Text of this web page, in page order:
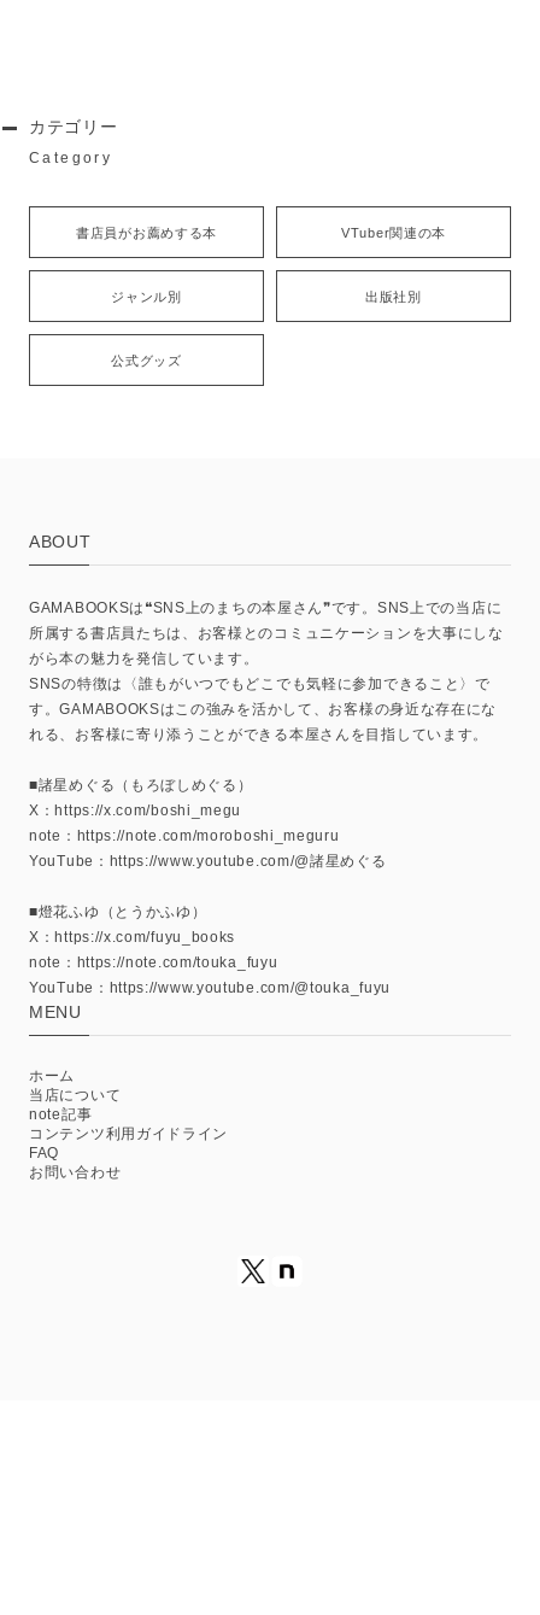
カテゴリー
Category
書店員がお薦めする本 VTuber関連の本
ジャンル別 出版社別
公式グッズ
ABOUT
GAMABOOKSは❝SNS上のまちの本屋さん❞です。SNS上での当店に
所属する書店員たちは、お客様とのコミュニケーションを大事にしな
がら本の魅力を発信しています。
SNSの特徴は〈誰もがいつでもどこでも気軽に参加できること〉で
す。GAMABOOKSはこの強みを活かして、お客様の身近な存在にな
れる、お客様に寄り添うことができる本屋さんを目指しています。
■諸星めぐる（もろぼしめぐる）
X：https://x.com/boshi_megu
note：https://note.com/moroboshi_meguru
YouTube：https://www.youtube.com/@諸星めぐる
■燈花ふゆ（とうかふゆ）
X：https://x.com/fuyu_books
note：https://note.com/touka_fuyu
YouTube：https://www.youtube.com/@touka_fuyu
MENU
ホーム
当店について
note記事
コンテンツ利用ガイドライン
FAQ
お問い合わせ